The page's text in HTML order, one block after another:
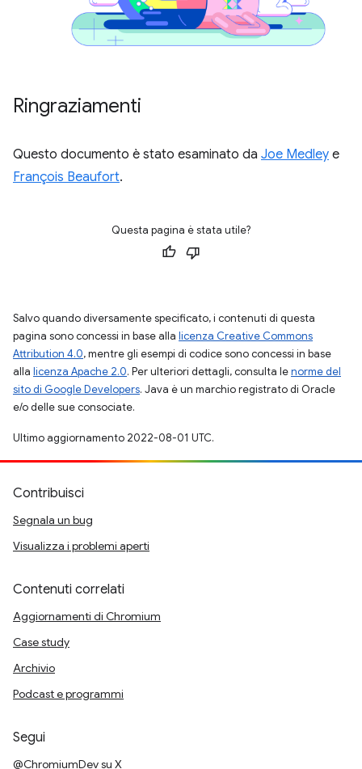
Ringraziamenti
Questo documento è stato esaminato da Joe Medley e
François Beaufort.
Questa pagina è stata utile?
Salvo quando diversamente specificato, i contenuti di questa
pagina sono concessi in base alla licenza Creative Commons
Attribution 4.0, mentre gli esempi di codice sono concessi in base
alla licenza Apache 2.0. Per ulteriori dettagli, consulta lenorme del
sito di Google Developers. Java è un marchio registrato di Oracle
e/o delle sue consociate.
Ultimo aggiornamento 2022-08-01 UTC.
Contribuisci
Segnala un bug
Visualizza i problemi aperti
Contenuti correlati
Aggiornamenti di Chromium
Case study
Archivio
Podcast e programmi
Segui
@ChromiumDev su X